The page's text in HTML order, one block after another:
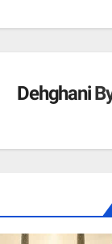
Dehghani